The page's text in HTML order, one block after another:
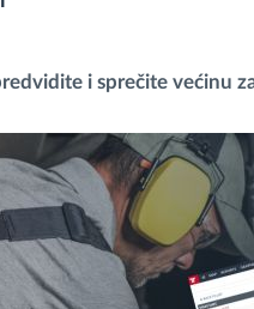
vozača
i sprečite većinu